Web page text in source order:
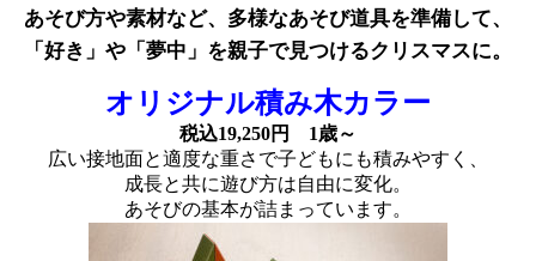
あそび方や素材など、多様なあそび道具を準備して、
「好き」や「夢中」を親子で見つけるクリスマスに。
オリジナル積み木カラー
税込19,250円 1歳～
広い接地面と適度な重さで子どもにも積みやすく、
成長と共に遊び方は自由に変化。
あそびの基本が詰まっています。